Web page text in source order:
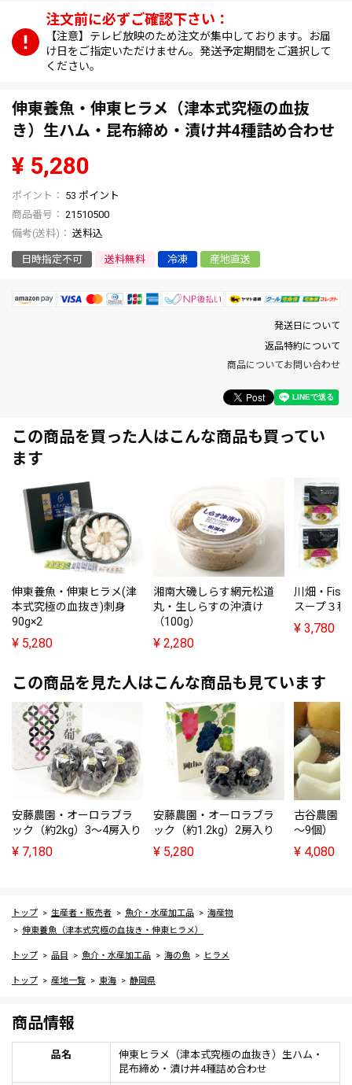
【注意】テレビ放映のため注文が集中しております。お届
け日をご指定いただけません。発送予定期間をご選択して
ください。
伸東養魚・伸東ヒラメ（津本式究極の血抜
き）生ハム・昆布締め・漬け丼4種詰め合わせ
¥ 5,280
53 ポイント
商品番号
21510500
送料込
日時指定不可 送料無料 冷凍 産地直送
発送日について
返品特約について
商品についてお問い合わせ
この商品を買った人はこんな商品も買ってい
ます
伸東養魚・伸東ヒラメ(津
本式究極の血抜き)刺身
90g×2
¥ 5,280
湘南大磯しらす網元松道
丸・生しらすの沖漬け
（100g）
¥ 2,280
川畑・Fish
スープ３
¥ 3,780
この商品を見た人はこんな商品も見ています
安藤農園・オーロラブラ
ック（約2kg）3～4房入り
¥ 7,180
安藤農園・オーロラブラ
ック（約1.2kg）2房入り
¥ 5,280
古谷農園
～9個）
¥ 4,080
トップ 生産者・販売者 魚介・水産加工品
海産物
伸東養魚（津本式究極の血抜き・伸東ヒラメ）
トップ 品目 魚介・水産加工品 海の魚 ヒラメ
トップ 産地一覧 東海 静岡県
商品情報
品名
伸東ヒラメ（津本式究極の血抜き）生ハム・
昆布締め・漬け丼4種詰め合わせ